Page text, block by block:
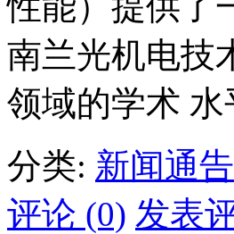
南兰光机电技
领域的学术
分类: 新闻通告
评论 (0) 发表